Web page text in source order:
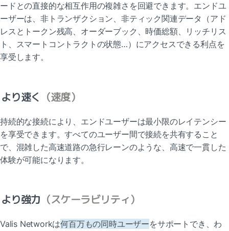
ードとの直接的な相互作用の複雑さを回避できます。エンドユ
ーザーは、非トランザクション、非ティック関連データ（アド
レスとトークン残高、オーダーブック、時価総額、リッチリス
ト、スマートコントラクトの状態…）にアクセスできる利点を
享受します。
より速く （速度）
持続的な接続により、エンドユーザーは最小限のレイテンシー
を享受できます。すべてのユーザー間で接続を共有すること
で、混雑した高速道路の急行レーンのような、高速で一貫した
体験が可能になります。
より強力 （スケーラビリティ）
Valis Networkは何百万もの同時ユーザーをサポートでき、わ